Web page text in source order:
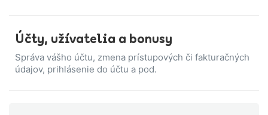
Účty, užívatelia a bonusy
Správa vášho účtu, zmena prístupových či fakturačných
údajov, prihlásenie do účtu a pod.